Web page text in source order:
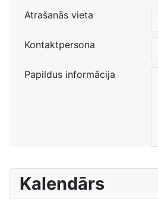
Atrašanās vieta
Kontaktpersona
Papildus informācija
Kalendārs